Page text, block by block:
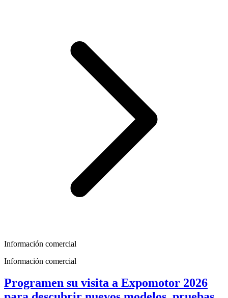
Información comercial
Información comercial
Programen su visita a Expomotor 2026